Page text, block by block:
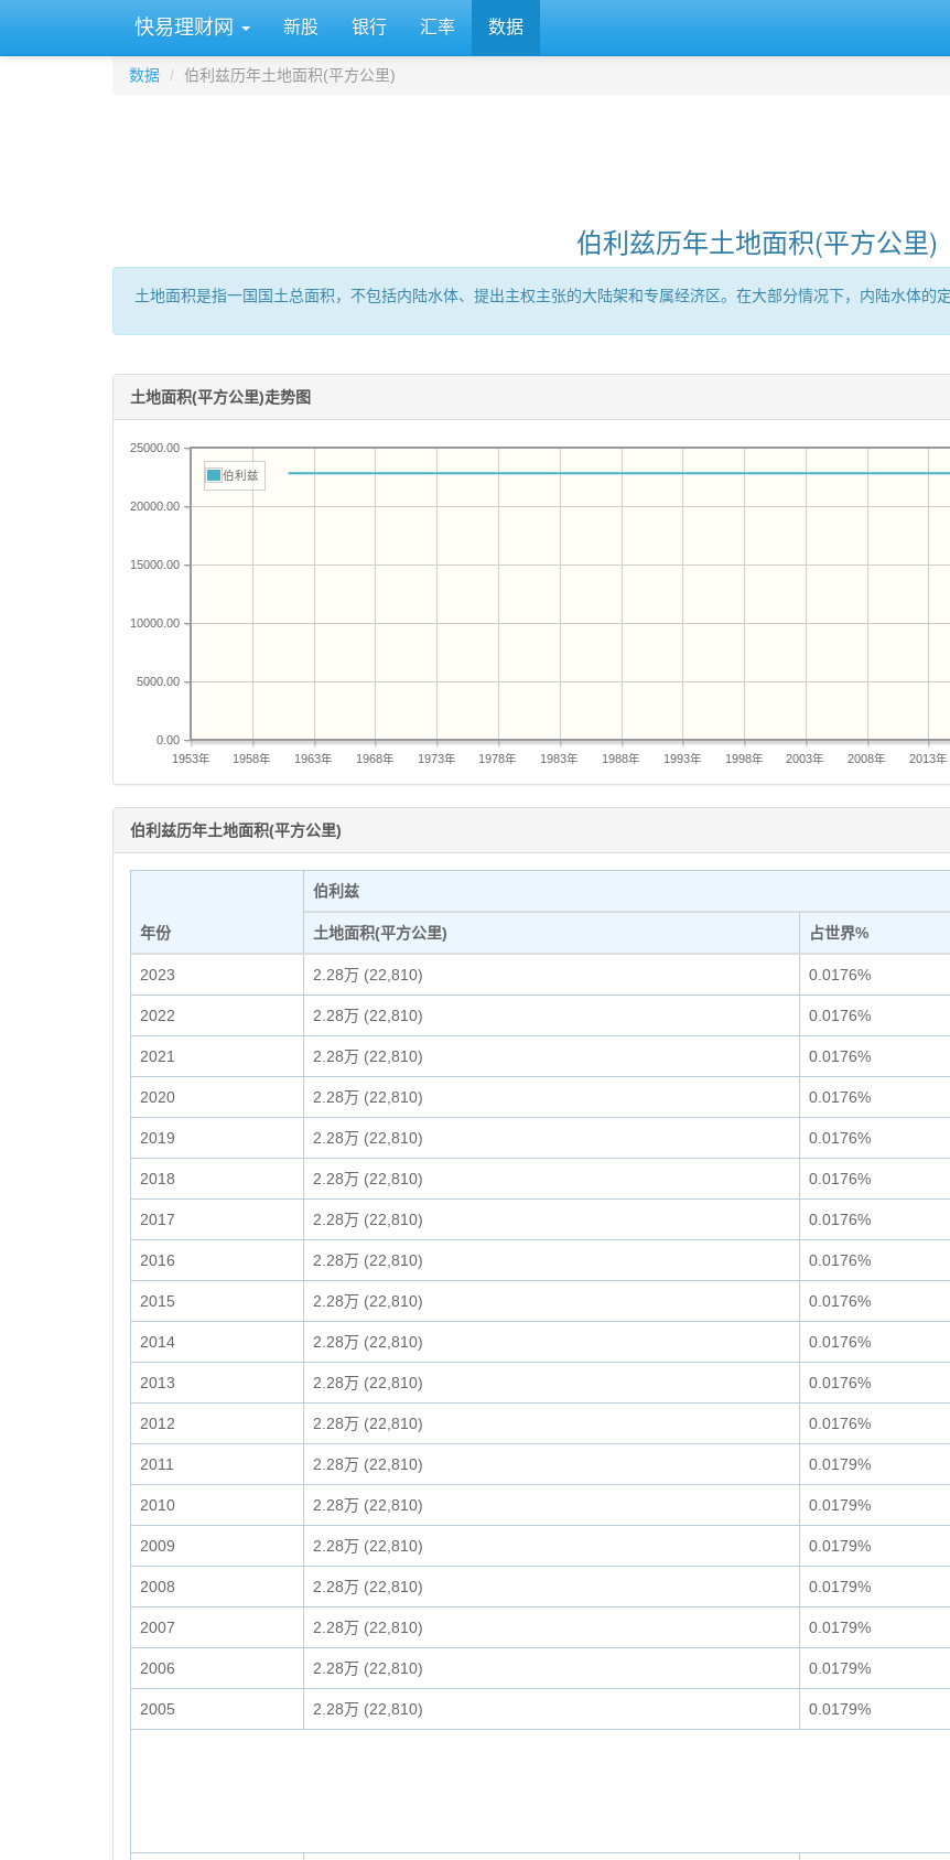
快易理财网 新股 银行 汇率 数据
数据 伯利兹历年土地面积(平方公里)
伯利兹历年土地面积(平方公里)
土地面积是指一国国土总面积，不包括内陆水体、提出主权主张的大陆架和专属经济区。在大部分情况下，内陆水体的
土地面积(平方公里)走势图
1953年 1958年 1963年 1968年 1973年 1978年 1983年 1988年 1993年 1998年 2003年 2008年 2013年
0.00
5000.00
10000.00
15000.00
20000.00
25000.00
伯利兹
伯利兹历年土地面积(平方公里)
年份
伯利兹
土地面积(平方公里) 占世界%
2023 2.28万 (22,810) 0.0176%
2022 2.28万 (22,810) 0.0176%
2021 2.28万 (22,810) 0.0176%
2020 2.28万 (22,810) 0.0176%
2019 2.28万 (22,810) 0.0176%
2018 2.28万 (22,810) 0.0176%
2017 2.28万 (22,810) 0.0176%
2016 2.28万 (22,810) 0.0176%
2015 2.28万 (22,810) 0.0176%
2014 2.28万 (22,810) 0.0176%
2013 2.28万 (22,810) 0.0176%
2012 2.28万 (22,810) 0.0176%
2011 2.28万 (22,810) 0.0179%
2010 2.28万 (22,810) 0.0179%
2009 2.28万 (22,810) 0.0179%
2008 2.28万 (22,810) 0.0179%
2007 2.28万 (22,810) 0.0179%
2006 2.28万 (22,810) 0.0179%
2005 2.28万 (22,810) 0.0179%